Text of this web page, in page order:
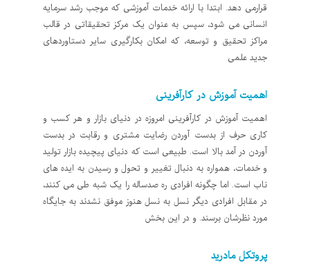
قرارمی دهد. ابتدا با ارائه خدمات آموزشی که موجب رشد سرمایه
انسانی می شود، سپس به عنوان یک مرکز تحقیقاتی در قالب
مراکز تحقیق و توسعه، که امکان بکارگیری سایر دستاوردهای
جدید علمی
اهمیت آموزش در کارآفرینی
اهمیت آموزش در کارآفرینی امروزه در دنیای بازار و هر کسب و
کاری حرف از بدست آوردن رضایت مشتری و رقابت در بدست
آوردن در آمد بالا است. طبیعی است که دنیای پیچیده بازار تولید
و خدمات، همواره به دنبال تغییر و تحول و رسیدن به ایده های
ناب است. اما چگونه افرادی ره صدساله را یک شبه طی می کنند،
در مقابل افرادی دیگر نسل به نسل هنوز موفق نشدند به جایگاه
مورد نظرشان برسند. و در این بخش
پروتكل مادريد